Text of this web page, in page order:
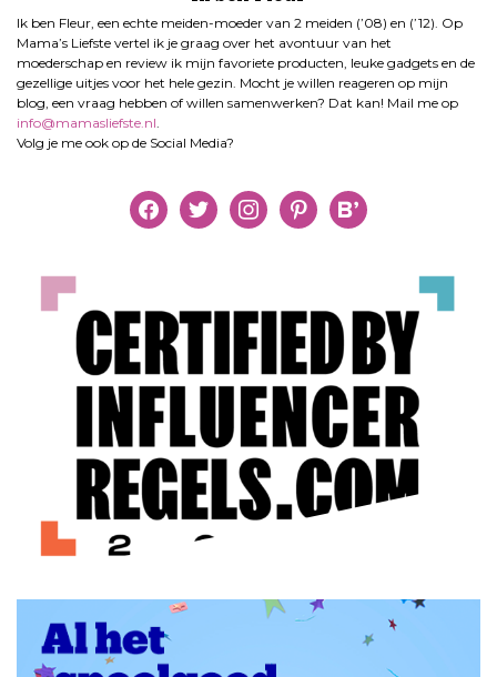
Ik ben Fleur, een echte meiden-moeder van 2 meiden (’08) en (’12). Op
Mama’s Liefste vertel ik je graag over het avontuur van het
moederschap en review ik mijn favoriete producten, leuke gadgets en de
gezellige uitjes voor het hele gezin. Mocht je willen reageren op mijn
blog, een vraag hebben of willen samenwerken? Dat kan! Mail me op
info@mamasliefste.nl
Volg je me ook op de Social Media?
facebooktwitter instagrampinterestbloglovin